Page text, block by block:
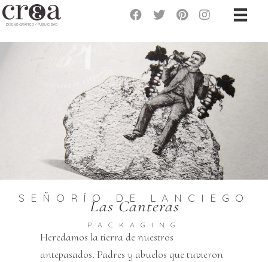
SEÑORÍO DE LANCIEGO
Las Canteras
PACKAGING
Heredamos la tierra de nuestros
antepasados. Padres y abuelos que tuvieron